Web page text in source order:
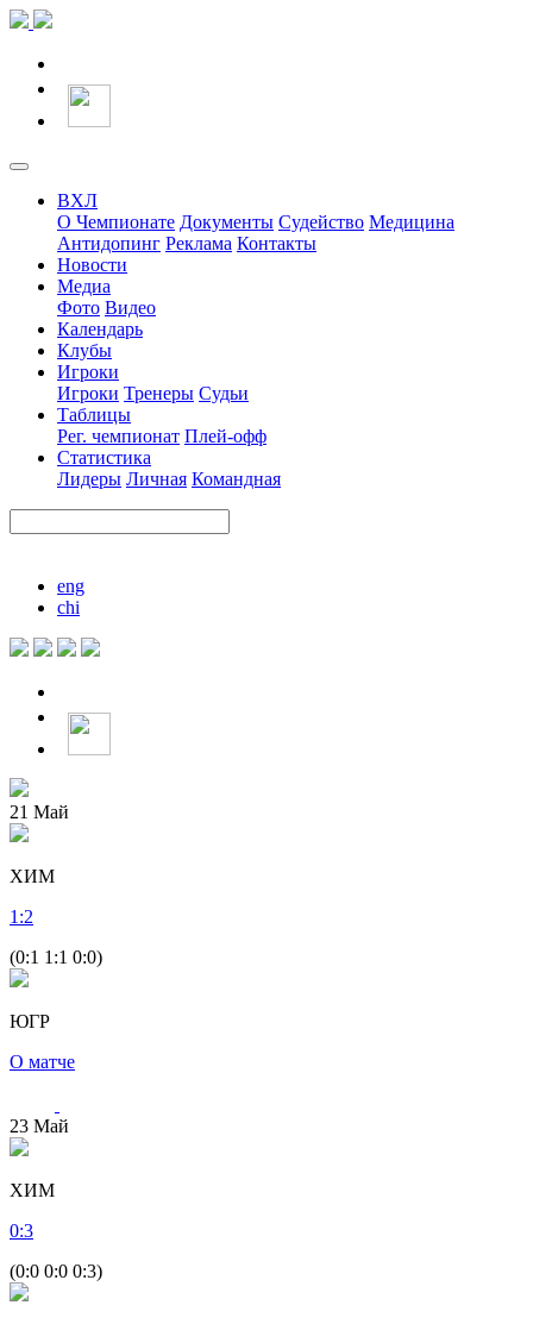
ВХЛ
О Чемпионате Документы Судейство Медицина
Антидопинг Реклама Контакты
Новости
Медиа
Фото Видео
Календарь
Клубы
Игроки
Игроки Тренеры Судьи
Таблицы
Рег. чемпионат Плей-офф
Статистика
Лидеры Личная Командная
eng
chi
21 Май
ХИМ
1 :2
(0:1 1:1 0:0)
ЮГР
О матче
23 Май
ХИМ
0:3
(0:0 0:0 0:3)